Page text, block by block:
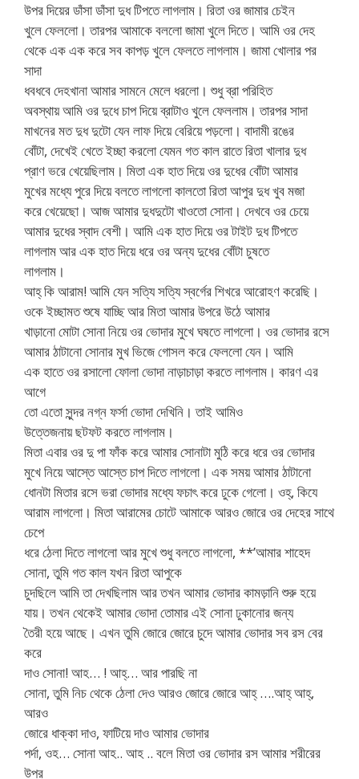
উপর দিয়ের ডাঁসা ডাঁসা দুধ টিপতে লাগলাম। রিতা ওর জামার চেইন
খুলে ফেললো। তারপর আমাকে বললো জামা খুলে দিতে। আমি ওর দেহ
থেকে এক এক করে সব কাপড় খুলে ফেলতে লাগলাম। জামা খোলার পর
সাদা
ধবধবে দেহখানা আমার সামনে মেলে ধরলো। শুধু ব্রা পরিহিত
অবস্থায় আমি ওর দুধে চাপ দিয়ে ব্রাটাও খুলে ফেললাম। তারপর সাদা
মাখনের মত দুধ দুটো যেন লাফ দিয়ে বেরিয়ে পড়লো। বাদামী রঙের
বোঁটা, দেখেই খেতে ইচ্ছা করলো যেমন গত কাল রাতে রিতা খালার দুধ
প্রাণ ভরে খেয়েছিলাম। মিতা এক হাত দিয়ে ওর দুধের বোঁটা আমার
মুখের মধ্যে পুরে দিয়ে বলতে লাগলো কালতো রিতা আপুর দুধ খুব মজা
করে খেয়েছো। আজ আমার দুধদুটো খাওতো সোনা। দেখবে ওর চেয়ে
আমার দুধের স্বাদ বেশী। আমি এক হাত দিয়ে ওর টাইট দুধ টিপতে
লাগলাম আর এক হাত দিয়ে ধরে ওর অন্য দুধের বোঁটা চুষতে
লাগলাম।
আহ্ কি আরাম! আমি যেন সত্যি সত্যি স্বর্গের শিখরে আরোহণ করেছি।
ওকে ইচ্ছামত শুষে যাচ্ছি আর মিতা আমার উপরে উঠে আমার
খাড়ানো মোটা সোনা নিয়ে ওর ভোদার মুখে ঘষতে লাগলো। ওর ভোদার রসে
আমার ঠাটানো সোনার মুখ ভিজে গোসল করে ফেললো যেন। আমি
এক হাতে ওর রসালো ফোলা ভোদা নাড়াচাড়া করতে লাগলাম। কারণ এর
আগে
তো এতো সুন্দর নগ্ন ফর্সা ভোদা দেখিনি। তাই আমিও
উত্তেজনায় ছটফট করতে লাগলাম।
মিতা এবার ওর দু পা ফাঁক করে আমার সোনাটা মুঠি করে ধরে ওর ভোদার
মুখে নিয়ে আস্তে আস্তে চাপ দিতে লাগলো। এক সময় আমার ঠাটানো
ধোনটা মিতার রসে ভরা ভোদার মধ্যে ফচাৎ করে ঢুকে গেলো। ওহ্, কিযে
আরাম লাগলো। মিতা আরামের চোটে আমাকে আরও জোরে ওর দেহের সাথে
চেপে
ধরে ঠেলা দিতে লাগলো আর মুখে শুধু বলতে লাগলো, **’আমার শাহেদ
সোনা, তুমি গত কাল যখন রিতা আপুকে
চুদছিলে আমি তা দেখছিলাম আর তখন আমার ভোদার কামড়ানি শুরু হয়ে
যায়। তখন থেকেই আমার ভোদা তোমার এই সোনা ঢুকানোর জন্য
তৈরী হয়ে আছে। এখন তুমি জোরে জোরে চুদে আমার ভোদার সব রস বের
করে
দাও সোনা! আহ… ! আহ্… আর পারছি না
সোনা, তুমি নিচ থেকে ঠেলা দেও আরও জোরে জোরে আহ্ ….আহ্ আহ্,
আরও
জোরে ধাক্কা দাও, ফাটিয়ে দাও আমার ভোদার
পর্দা, ওহ… সোনা আহ.. আহ .. বলে মিতা ওর ভোদার রস আমার শরীরের
উপর